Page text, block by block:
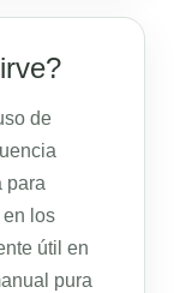
de
para
los
útil en
pura